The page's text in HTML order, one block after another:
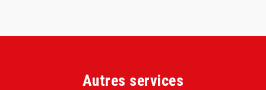
Autres services